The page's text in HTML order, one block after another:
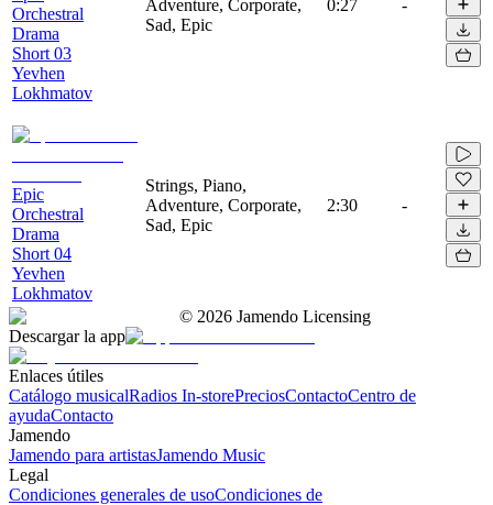
Orchestral
Drama
Short 03
Yevhen
Lokhmatov
Adventure, Corporate,
Sad, Epic
0:27 -
Epic
Orchestral
Drama
Short 04
Yevhen
Lokhmatov
Strings, Piano,
Adventure, Corporate,
Sad, Epic
2:30 -
© 2026 Jamendo Licensing
Descargar la app
Enlaces útiles
Catálogo musicalRadios In-storePreciosContactoCentro de
ayudaContacto
Jamendo
Jamendo para artistasJamendo Music
Legal
Condiciones generales de usoCondiciones de